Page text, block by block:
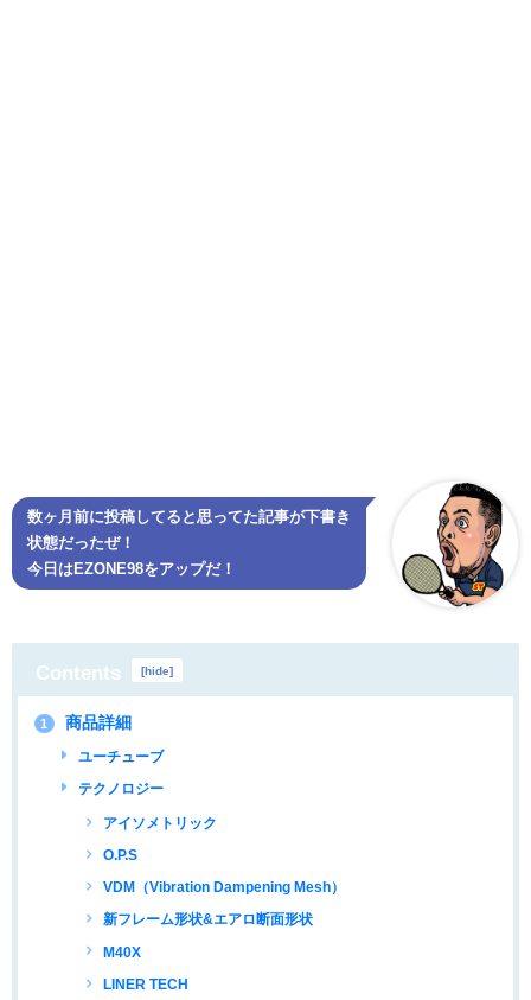
数ヶ月前に投稿してると思ってた記事が下書き
状態だったぜ！
今日はEZONE98をアップだ！
Contents [hide]
1 商品詳細
ユーチューブ
テクノロジー
アイソメトリック
O.P.S
VDM（Vibration Dampening Mesh）
新フレーム形状&エアロ断面形状
M40X
LINER TECH